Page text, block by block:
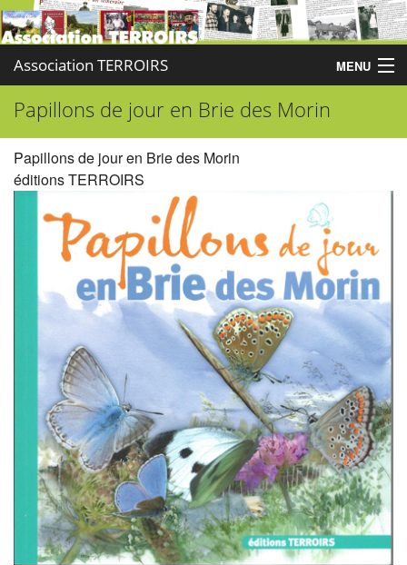
Association TERROIRS MENU
Accueil
Publications
Administration
Partenaires
Enquêtes
Boutique
Papillons de jour en Brie des Morin
Papillons de jour en Brie des Morin
éditions TERROIRS